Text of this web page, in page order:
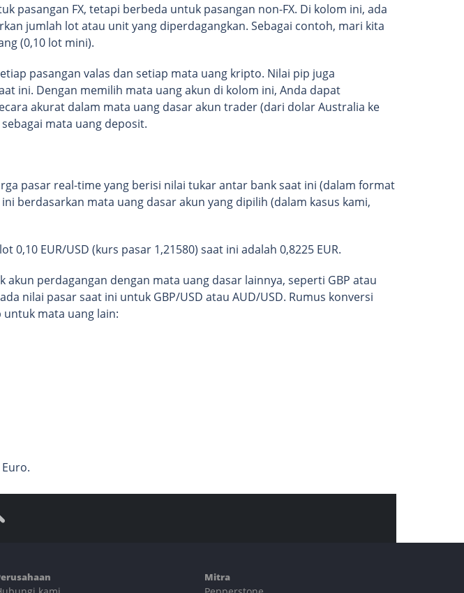
pasangan FX, tetapi berbeda untuk pasangan non-FX. Di kolom ini, ada
jumlah lot atau unit yang diperdagangkan. Sebagai contoh, mari kita
(0,10 lot mini).
pasangan valas dan setiap mata uang kripto. Nilai pip juga
ini. Dengan memilih mata uang akun di kolom ini, Anda dapat
akurat dalam mata uang dasar akun trader (dari dolar Australia ke
mata uang deposit.
pasar real-time yang berisi nilai tukar antar bank saat ini (dalam format
berdasarkan mata uang dasar akun yang dipilih (dalam kasus kami,
0,10 EUR/USD (kurs pasar 1,21580) saat ini adalah 0,8225 EUR.
perdagangan dengan mata uang dasar lainnya, seperti GBP atau
nilai pasar saat ini untuk GBP/USD atau AUD/USD. Rumus konversi
mata uang lain:
Mitra